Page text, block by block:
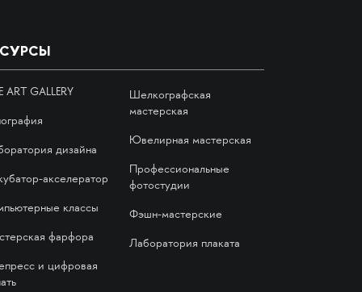
ART GALLERY
дизайна
акселератор
классы
фарфора
и цифровая
Шелкографская
мастерская
Ювелирная мастерская
Профессиональные
фотостудии
Фэшн-мастерские
Лаборатория плаката